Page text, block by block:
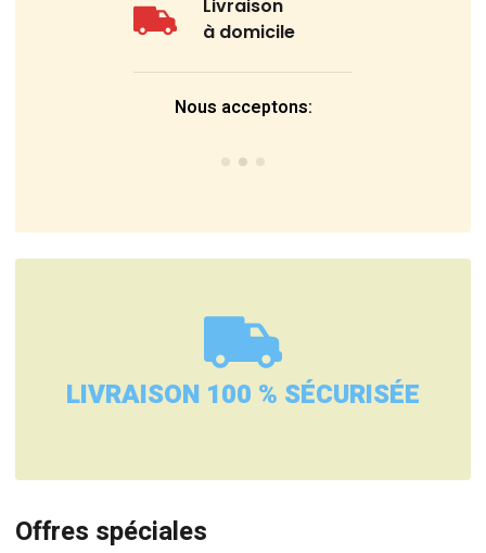
Livraison
à domicile
Nous acceptons:
LIVRAISON 100 % SÉCURISÉE
Offres spéciales